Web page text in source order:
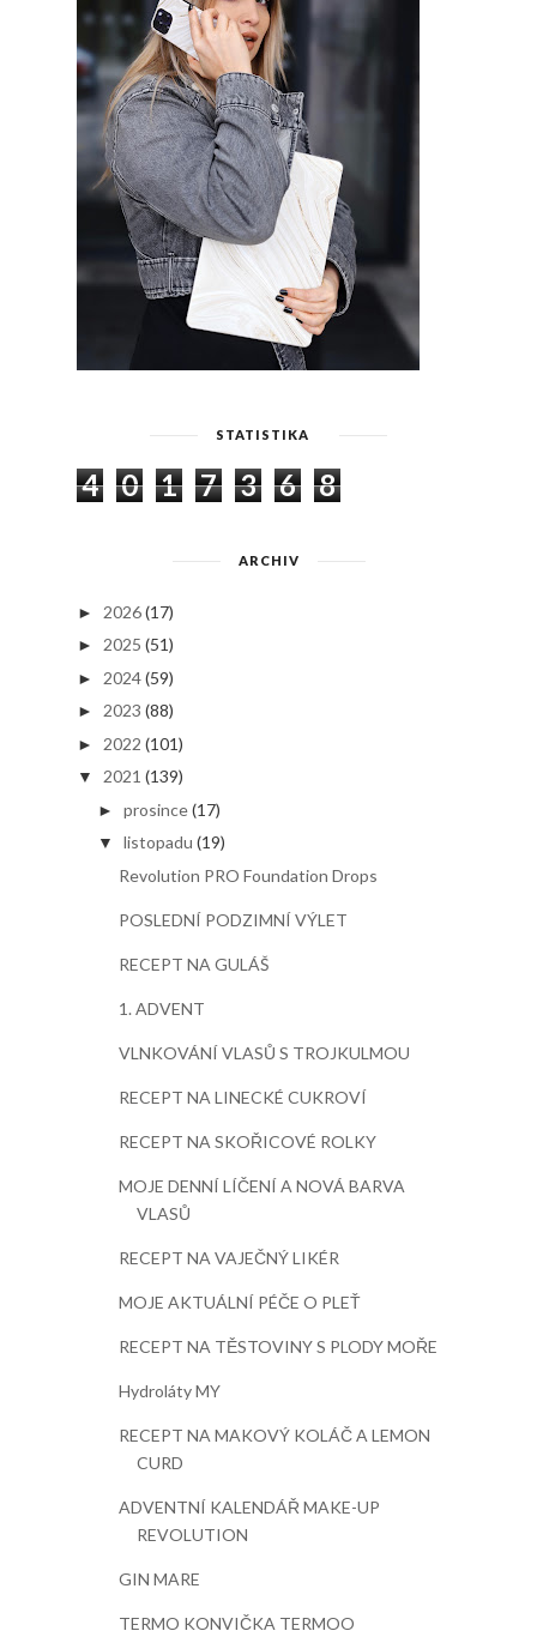
STATISTIKA
4 0 1 7 3 6 8
ARCHIV
► 2026(17)
► 2025 (51)
► 2024(59)
► 2023 (88)
► 2022 (101)
▼ 2021 (139)
► prosince(17)
▼ listopadu (19)
Revolution PRO Foundation Drops
POSLEDNÍ PODZIMNÍ VÝLET
RECEPT NA GULÁŠ
1. ADVENT
VLNKOVÁNÍ VLASŮ S TROJKULMOU
RECEPT NA LINECKÉ CUKROVÍ
RECEPT NA SKOŘICOVÉ ROLKY
MOJE DENNÍ LÍČENÍ A NOVÁ BARVA
VLASŮ
RECEPT NA VAJEČNÝ LIKÉR
MOJE AKTUÁLNÍ PÉČE O PLEŤ
RECEPT NA TĚSTOVINY S PLODY MOŘE
Hydroláty MY
RECEPT NA MAKOVÝ KOLÁČ A LEMON
CURD
ADVENTNÍ KALENDÁŘ MAKE-UP
REVOLUTION
GIN MARE
TERMO KONVIČKA TERMOO